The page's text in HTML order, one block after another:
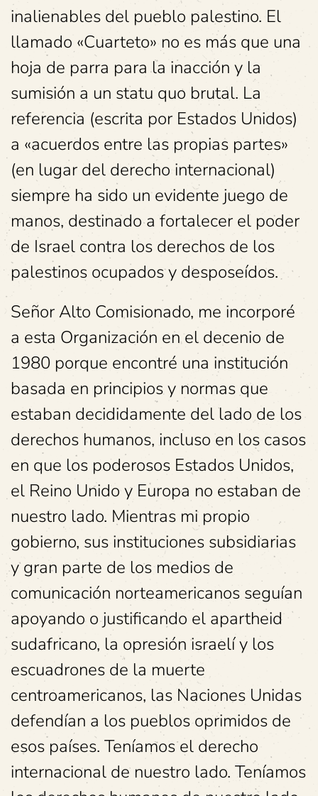
inalienables del pueblo palestino. El
llamado «Cuarteto» no es más que una
hoja de parra para la inacción y la
sumisión a un statu quo brutal. La
referencia (escrita por Estados Unidos)
a «acuerdos entre las propias partes»
(en lugar del derecho internacional)
siempre ha sido un evidente juego de
manos, destinado a fortalecer el poder
de Israel contra los derechos de los
palestinos ocupados y desposeídos.
Señor Alto Comisionado, me incorporé
a esta Organización en el decenio de
1980 porque encontré una institución
basada en principios y normas que
estaban decididamente del lado de los
derechos humanos, incluso en los casos
en que los poderosos Estados Unidos,
el Reino Unido y Europa no estaban de
nuestro lado. Mientras mi propio
gobierno, sus instituciones subsidiarias
y gran parte de los medios de
comunicación norteamericanos seguían
apoyando o justificando el apartheid
sudafricano, la opresión israelí y los
escuadrones de la muerte
centroamericanos, las Naciones Unidas
defendían a los pueblos oprimidos de
esos países. Teníamos el derecho
internacional de nuestro lado. Teníamos